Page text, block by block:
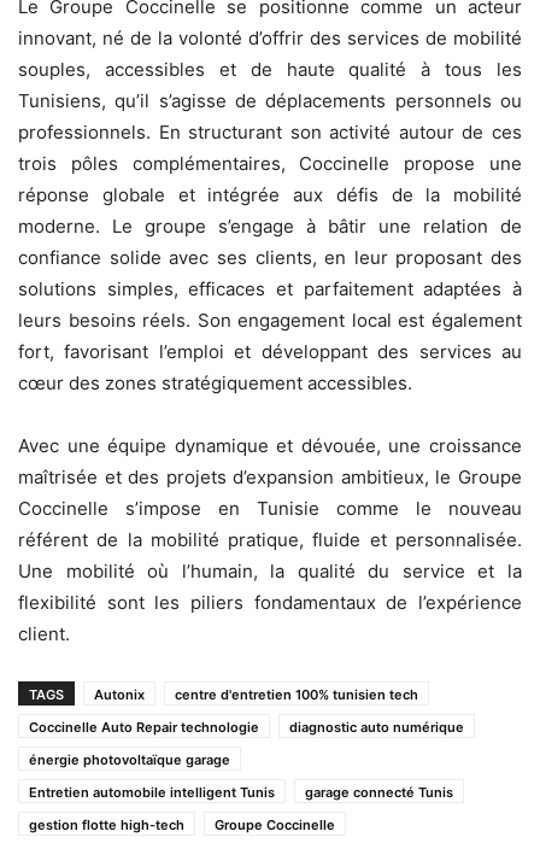
Le Groupe Coccinelle se positionne comme un acteur
innovant, né de la volonté d’offrir des services de mobilité
souples, accessibles et de haute qualité à tous les
Tunisiens, qu’il s’agisse de déplacements personnels ou
professionnels. En structurant son activité autour de ces
trois pôles complémentaires, Coccinelle propose une
réponse globale et intégrée aux défis de la mobilité
moderne. Le groupe s’engage à bâtir une relation de
confiance solide avec ses clients, en leur proposant des
solutions simples, efficaces et parfaitement adaptées à
leurs besoins réels. Son engagement local est également
fort, favorisant l’emploi et développant des services au
cœur des zones stratégiquement accessibles.
Avec une équipe dynamique et dévouée, une croissance
maîtrisée et des projets d’expansion ambitieux, le Groupe
Coccinelle s’impose en Tunisie comme le nouveau
référent de la mobilité pratique, fluide et personnalisée.
Une mobilité où l’humain, la qualité du service et la
flexibilité sont les piliers fondamentaux de l’expérience
client.
TAGS Autonix
centre d'entretien 100% tunisien tech
Coccinelle Auto Repair technologie
diagnostic auto numérique
énergie photovoltaïque garage
Entretien automobile intelligent Tunis
garage connecté Tunis
gestion flotte high-tech
Groupe Coccinelle